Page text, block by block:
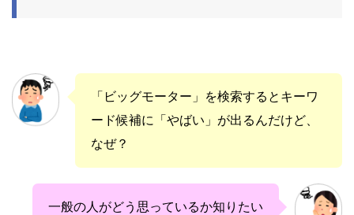
「ビッグモーター」を検索するとキーワ
ード候補に「やばい」が出るんだけど、
なぜ？
一般の人がどう思っているか知りたい